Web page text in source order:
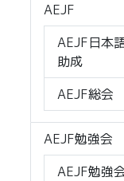
AEJF
AEJF日本
助成
AEJF総会
AEJF勉強会
AEJF勉強